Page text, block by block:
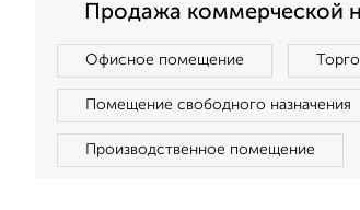
Продажа коммерческой
Офисное помещение
Помещение свободного назначения
Производственное помещение